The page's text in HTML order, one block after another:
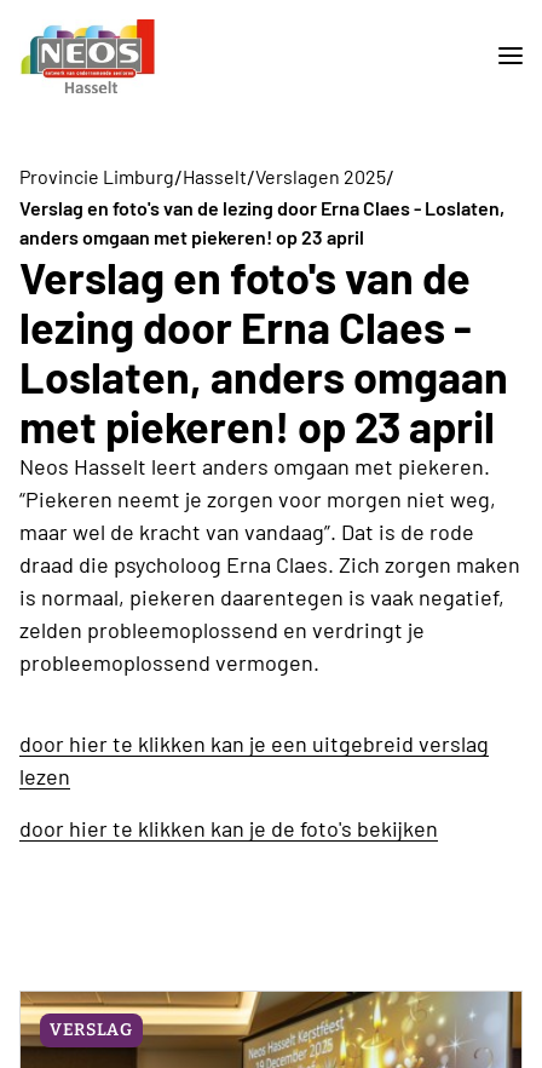
Provincie Limburg/Hasselt/Verslagen 2025/
Verslag en foto's van de lezing door Erna Claes - Loslaten,
anders omgaan met piekeren! op 23 april
Verslag en foto's van de
lezing door Erna Claes -
Loslaten, anders omgaan
met piekeren! op 23 april
Neos Hasselt leert anders omgaan met piekeren.
“Piekeren neemt je zorgen voor morgen niet weg,
maar wel de kracht van vandaag”. Dat is de rode
draad die psycholoog Erna Claes. Zich zorgen maken
is normaal, piekeren daarentegen is vaak negatief,
zelden probleemoplossend en verdringt je
probleemoplossend vermogen.
door hier te klikken kan je een uitgebreid verslag
lezen
door hier te klikken kan je de foto's bekijken
VERSLAG